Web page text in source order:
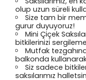
olup uzun süreli
Size tam bir
gurur duyuyoruz!
Mini Çiçek
bitkilerinizi
Mutfak
balkonda
Siz sadece
saksılarımız